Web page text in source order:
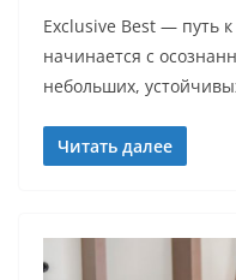
Exclusive Best — путь
начинается с
небольших,
Читать далее